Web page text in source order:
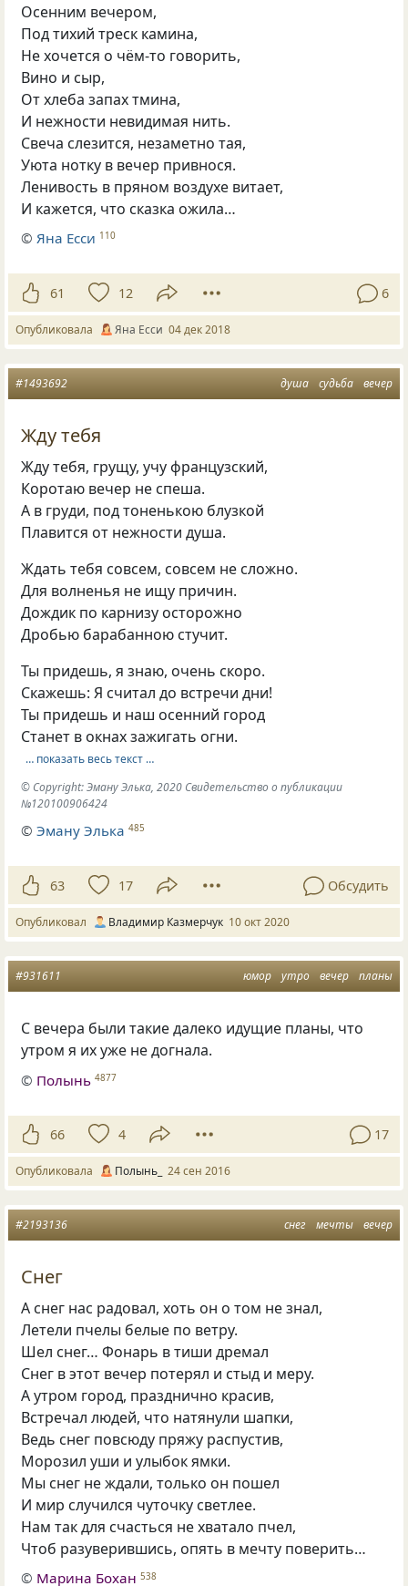
Осенним вечером,
Под тихий треск камина,
Не хочется о чём-то говорить,
Вино и сыр,
От хлеба запах тмина,
И нежности невидимая нить.
Свеча слезится, незаметно тая,
Уюта нотку в вечер привнося.
Ленивость в пряном воздухе витает,
И кажется, что сказка ожила…
©Яна Есси 110
61 12 6
Опубликовала Яна Есси 04 дек 2018
душа судьба вечер
#1493692
Жду тебя
Жду тебя, грущу, учу французский,
Коротаю вечер не спеша.
А в груди, под тоненькою блузкой
Плавится от нежности душа.
Ждать тебя совсем, совсем не сложно.
Для волненья не ищу причин.
Дождик по карнизу осторожно
Дробью барабанною стучит.
Ты придешь, я знаю, очень скоро.
Скажешь: Я считал до встречи дни!
Ты придешь и наш осенний город
Станет в окнах зажигать огни.
… показать весь текст …
© Copyright: Эману Элька, 2020 Свидетельство о публикации
№120100906424
©Эману Элька 485
63 17 Обсудить
Опубликовал Владимир Казмерчук 10 окт 2020
юмор утро вечер планы
#931611
С вечера были такие далеко идущие планы, что
утром я их уже не догнала.
© Полынь 4877
66 4 17
Опубликовала Полынь_ 24 сен 2016
снег мечты вечер
#2193136
Снег
А снег нас радовал, хоть он о том не знал,
Летели пчелы белые по ветру.
Шел снег… Фонарь в тиши дремал
Снег в этот вечер потерял и стыд и меру.
А утром город, празднично красив,
Встречал людей, что натянули шапки,
Ведь снег повсюду пряжу распустив,
Морозил уши и улыбок ямки.
Мы снег не ждали, только он пошел
И мир случился чуточку светлее.
Нам так для счасться не хватало пчел,
Чтоб разуверившись, опять в мечту поверить…
© Марина Бохан 538